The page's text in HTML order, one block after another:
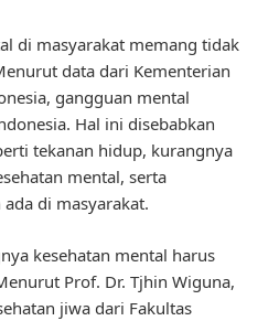
di masyarakat memang tidak
data dari Kementerian
gangguan mental
Hal ini disebabkan
tekanan hidup, kurangnya
mental, serta
di masyarakat.
kesehatan mental harus
Prof. Dr. Tjhin Wiguna,
jiwa dari Fakultas